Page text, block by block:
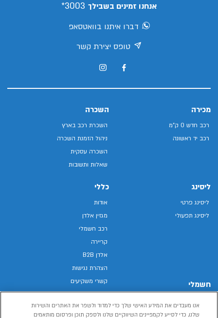
אנחנו זמינים בשבילך 3003*
דברו איתנו בוואטסאפ
טופס יצירת קשר
מכירה
רכב חדש 0 ק"מ
רכב יד ראשונה
השכרה
השכרת רכב בארץ
ניהול הזמנת השכרה
השכרה עסקית
שאלות ותשובות
ליסינג
ליסינג פרטי
ליסינג תפעולי
חשמלי
רכב חשמלי
כללי
אודות
מגזין אלדן
רכב חשמלי
קריירה
אלדן B2B
הצהרת נגישות
קשרי משקיעים
מפת האתר
מדיניות פרטיות
אנו מעבדים את המידע האישי שלך כדי למדוד ולשפר את האתרים והשירות
שלנו, כדי לסייע לקמפיינים השיווקיים שלנו ולספק תוכן ופרסום מותאמים